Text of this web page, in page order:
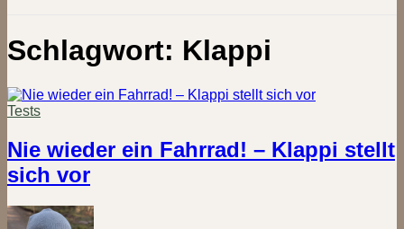
Schlagwort: Klappi
Tests
Nie wieder ein Fahrrad! – Klappi stellt
sich vor